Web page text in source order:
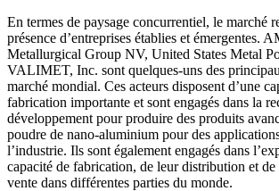
En termes de paysage concurrentiel, le marché
présence d’entreprises établies et émergentes.
Metallurgical Group NV, United States Metal
VALIMET, Inc. sont quelques-uns des
marché mondial. Ces acteurs disposent d’une
fabrication importante et sont engagés dans la
développement pour produire des produits
poudre de nano-aluminium pour des
l’industrie. Ils sont également engagés dans
capacité de fabrication, de leur distribution et de
vente dans différentes parties du monde.